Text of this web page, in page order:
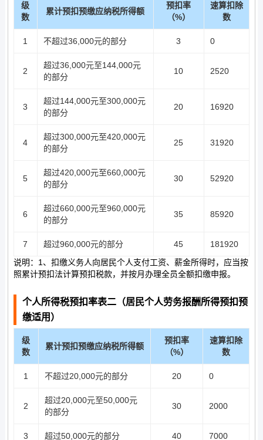
级
数
累计预扣预缴应纳税所得额
预扣率
（%）
速算扣除
数
1 不超过36,000元的部分 3 0
2
超过36,000元至144,000元
的部分
10 2520
3
超过144,000元至300,000元
的部分
20 16920
4
超过300,000元至420,000元
的部分
25 31920
5
超过420,000元至660,000元
的部分
30 52920
6
超过660,000元至960,000元
的部分
35 85920
7 超过960,000元的部分 45
181920
说明：1、扣缴义务人向居民个人支付工资、薪金所得时，应当按
照累计预扣法计算预扣税款，并按月办理全员全额扣缴申报。
个人所得税预扣率表二（居民个人劳务报酬所得预扣预
缴适用）
级
数
累计预扣预缴应纳税所得额
预扣率
（%）
速算扣除
数
1 不超过20,000元的部分 20 0
2
超过20,000元至50,000元
的部分
30 2000
3 超过50,000元的部分 40 7000